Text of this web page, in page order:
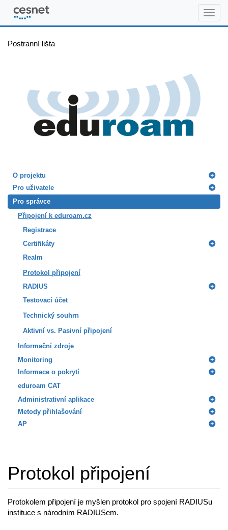
Postranní lišta
O projektu
Pro uživatele
Pro správce
Připojení k eduroam.cz
Registrace
Certifikáty
Realm
Protokol připojení
RADIUS
Testovací účet
Technický souhrn
Aktivní vs. Pasivní připojení
Informační zdroje
Monitoring
Informace o pokrytí
eduroam CAT
Administrativní aplikace
Metody přihlašování
AP
Protokol připojení
Protokolem připojení je myšlen protokol pro spojení RADIUSu
instituce s národním RADIUSem.